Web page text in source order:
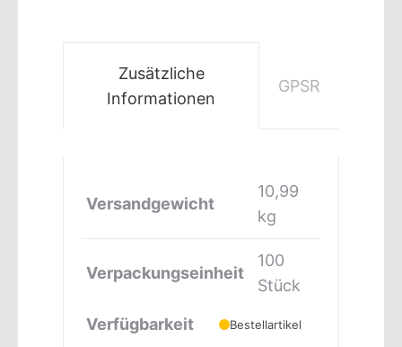
Zusätzliche
Informationen
GPSR
Versandgewicht
10,99
kg
Verpackungseinheit
100
Stück
Verfügbarkeit Bestellartikel